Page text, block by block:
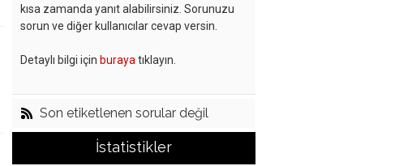
kısa zamanda yanıt alabilirsiniz. Sorunuzu
sorun ve diğer kullanıcılar cevap versin.
Detaylı bilgi için buraya tıklayın.
Son etiketlenen sorular değil
İstatistikler